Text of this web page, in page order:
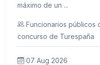
máximo de un ...
Funcionarios públicos
concurso de Turespaña
07 Aug 2026